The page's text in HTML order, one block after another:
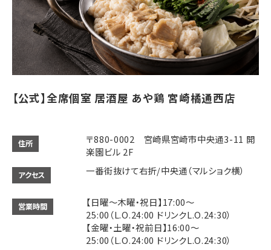
【公式】全席個室 居酒屋 あや鶏 宮崎橘通西店
住所
〒880-0002 宮崎県宮崎市中央通3-11 開
楽園ビル 2F
アクセス 一番街抜けて右折/中央通（マルショク横）
営業時間
【日曜～木曜・祝日】17:00～
25:00（L.O.24:00 ドリンクL.O.24:30）
【金曜・土曜・祝前日】16:00～
25:00（L.O.24:00 ドリンクL.O.24:30）